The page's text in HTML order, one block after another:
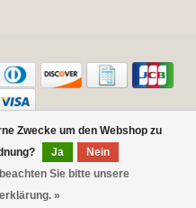
Zwecke um den Webshop zu
Ja
Nein
Sie bitte unsere
»
- Die VINOTHEK in